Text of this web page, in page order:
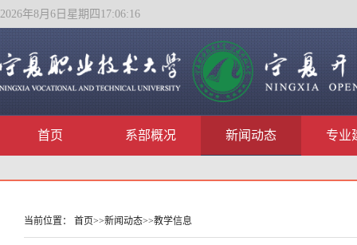
2026年8月6日星期四17:06:16
首页 系部概况 新闻动态 专业
当前位置： 首页>>新闻动态>>教学信息